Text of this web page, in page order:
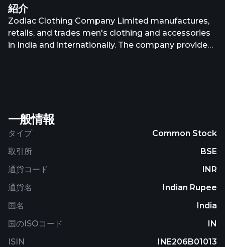
紹介
Zodiac Clothing Company Limited manufactures,
retails, and trades men's clothing and accessories
in India and internationally. The company provides
Clothing Company Limited was incorporated in
1984 and is based in Mumbai, India.
一般情報
タイプ
Common Stock
取引所
BSE
通貨コード
INR
通貨名
Indian Rupee
国名
India
国のISOコード
IN
ISIN
INE206B01013